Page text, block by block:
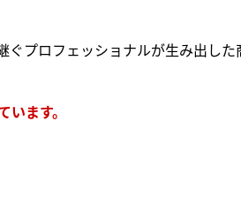
ぐプロフェッショナルが生み出した
ます。